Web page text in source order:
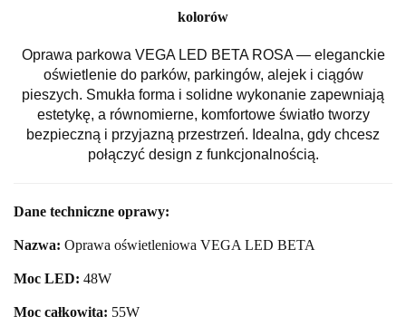
kolorów
Oprawa parkowa VEGA LED BETA ROSA — eleganckie
oświetlenie do parków, parkingów, alejek i ciągów
pieszych. Smukła forma i solidne wykonanie zapewniają
estetykę, a równomierne, komfortowe światło tworzy
bezpieczną i przyjazną przestrzeń. Idealna, gdy chcesz
połączyć design z funkcjonalnością.
Dane techniczne oprawy:
Nazwa: Oprawa oświetleniowa VEGA LED BETA
Moc LED: 48W
Moc całkowita: 55W